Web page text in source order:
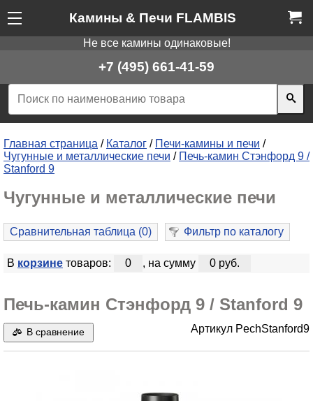
Камины & Печи FLAMBIS
Не все камины одинаковые!
+7 (495) 661-41-59
Главная страница / Каталог / Печи-камины и печи /
Чугунные и металлические печи / Печь-камин Стэнфорд 9 /
Stanford 9
Чугунные и металлические печи
Сравнительная таблица (0) Фильтр по каталогу
В корзинетоваров: 0 , на сумму 0 руб.
Печь-камин Стэнфорд 9 / Stanford 9
В сравнение Артикул PechStanford9